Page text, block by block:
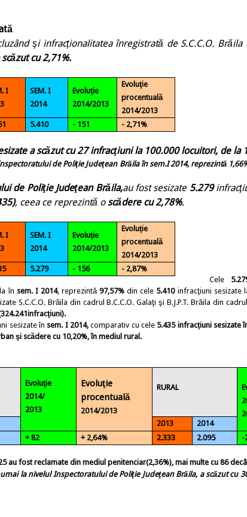
zând şi infracţionalitatea înregistrată de S.C.C.O.
scăzut cu 2,71%.
I
SEM. I
2014
Evoluţie
2014/2013
Evoluţie
procentuală
2014/2013
5.410 - 151 - 2,71%
a scăzut cu 27 infracţiuni la 100.000 locuitori, de la
de Poliţie Judeţean Brăila în sem.I 2014, reprezintă
de Poliţie Judeţean Brăila,au fost sesizate5.279
, ceea ce reprezintă oscădere cu 2,78%.
I
SEM. I
2014
Evoluţie
2014/2013
Evoluţie
procentuală
2014/2013
5.279 - 156
- 2,87%
Cele
în sem. I 2014, reprezintă97,57%din cele 5.410 infracţiuni sesizate
S.C.C.O. Brăila din cadrul B.C.C.O. Galaţi şi B.J.P.T. Brăila din cadrul
sesizate în sem. I 2014, comparativ cu cele 5.435 infracţiuni sesizate
şi scădere cu 10,20%,în mediul rural.
Evoluţie
2014/
2013
Evoluţie
procentuală
2014/2013
RURAL
2013
2014
+ 82 + 2,64% 2.333 2.095 -
au fost reclamate din mediul penitenciar(2,36%), mai multe cu 86
la nivelul Inspectoratului de Poliţie Judeţean Brăila, a scăzut cu